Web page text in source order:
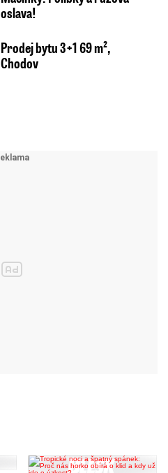
oslava!
Prodej bytu 3+1 69 m²,
Chodov